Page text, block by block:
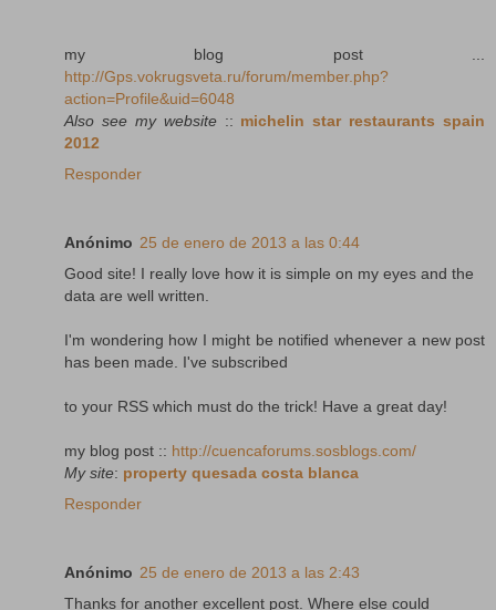
my blog post ...
http://Gps.vokrugsveta.ru/forum/member.php?
action=Profile&uid=6048
Also see my website:: michelin star restaurants spain
2012
Responder
Anónimo 25 de enero de 2013 a las 0:44
Good site! I really love how it is simple on my eyes and the
data are well written.
I'm wondering how I might be notified whenever a new post
has been made. I've subscribed
to your RSS which must do the trick! Have a great day!
my blog post :: http://cuencaforums.sosblogs.com/
My site: property quesada costa blanca
Responder
Anónimo 25 de enero de 2013 a las 2:43
Thanks for another excellent post. Where else could